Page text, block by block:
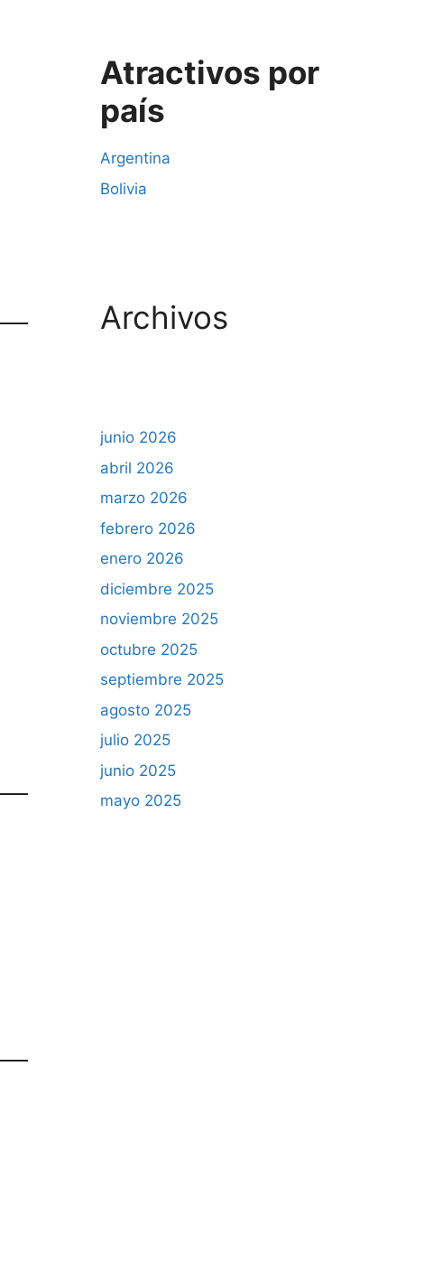
Atractivos por
país
Argentina
Bolivia
Archivos
junio 2026
abril 2026
marzo 2026
febrero 2026
enero 2026
diciembre 2025
noviembre 2025
octubre 2025
septiembre 2025
agosto 2025
julio 2025
junio 2025
mayo 2025